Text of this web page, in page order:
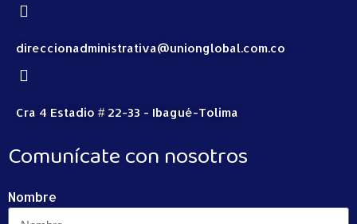
direccionadministrativa@unionglobal.com.co
Cra 4 Estadio # 22-33 - Ibagué-Tolima
Comunícate con nosotros
Nombre